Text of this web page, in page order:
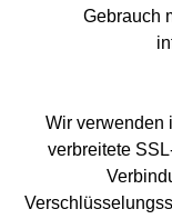
Gebrauch
Wir verwenden
verbreitete